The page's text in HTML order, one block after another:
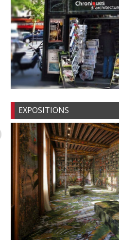
EXPOSITIONS